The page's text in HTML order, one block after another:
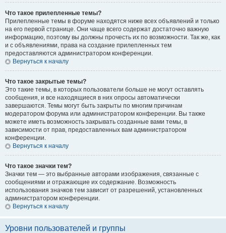
Что такое прилепленные темы?
Прилепленные темы в форуме находятся ниже всех объявлений и только
на его первой странице. Они чаще всего содержат достаточно важную
информацию, поэтому вы должны прочесть их по возможности. Так же, как
и с объявлениями, права на создание прилепленных тем
предоставляются администратором конференции.
Вернуться к началу
Что такое закрытые темы?
Это такие темы, в которых пользователи больше не могут оставлять
сообщения, и все находящиеся в них опросы автоматически
завершаются. Темы могут быть закрыты по многим причинам
модератором форума или администратором конференции. Вы также
можете иметь возможность закрывать созданные вами темы, в
зависимости от прав, предоставленных вам администратором
конференции.
Вернуться к началу
Что такое значки тем?
Значки тем — это выбранные авторами изображения, связанные с
сообщениями и отражающие их содержание. Возможность
использования значков тем зависит от разрешений, установленных
администратором конференции.
Вернуться к началу
Уровни пользователей и группы